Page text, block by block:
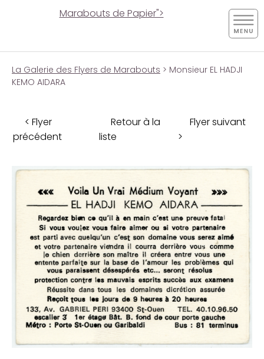
Marabouts de Papier">
La Galerie des Flyers de Marabouts > Monsieur EL HADJI
KEMO AIDARA
< Flyer
précédent
Retour à la
liste
Flyer suivant
>